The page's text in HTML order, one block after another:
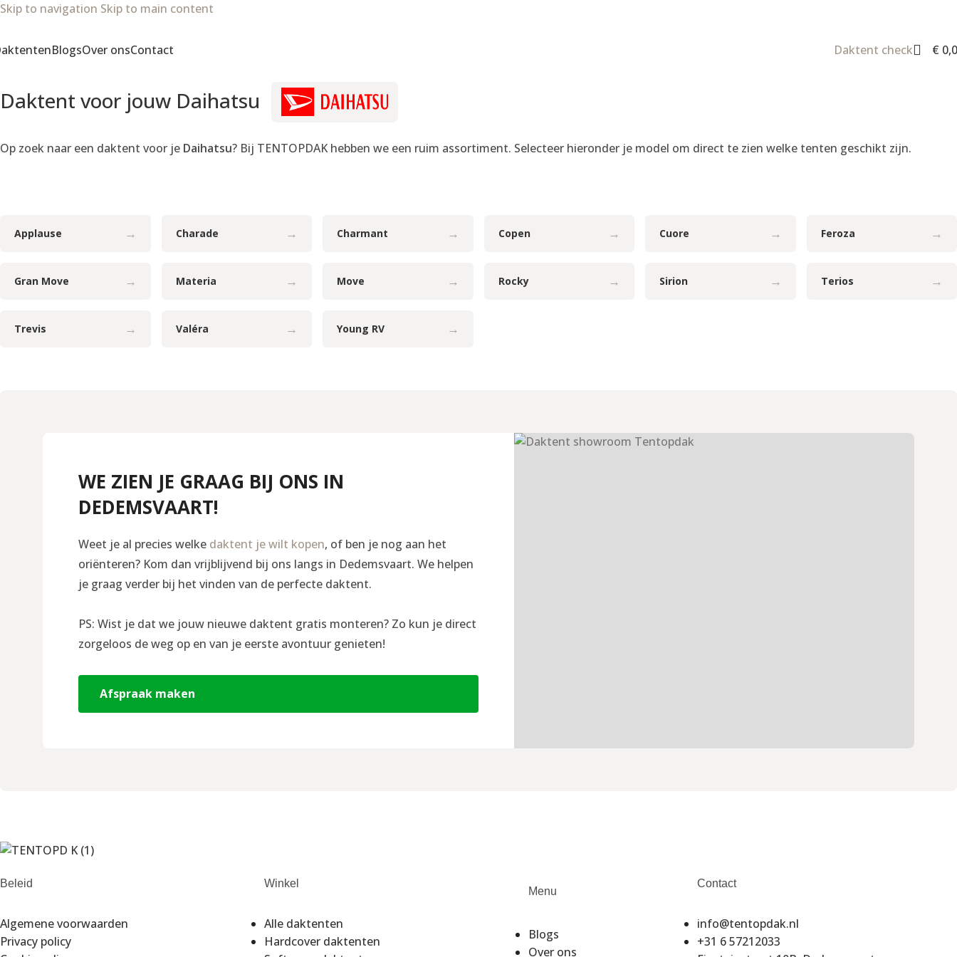
Skip to navigation Skip to main content
BlogsOver onsContact Daktent check €
Daktent voor jouw Daihatsu
Op zoek naar een daktent voor je Daihatsu? Bij TENTOPDAK hebben we een ruim assortiment. Selecteer hieronder je model om direct te zien welke tenten geschikt zijn.
Applause → Charade → Charmant → Copen → Cuore → Feroza →
Gran Move → Materia → Move → Rocky → Sirion → Terios →
Trevis → Valéra → Young RV →
WE ZIEN JE GRAAG BIJ ONS IN
DEDEMSVAART!
Weet je al precies welke daktent je wilt kopen, of ben je nog aan het
oriënteren? Kom dan vrijblijvend bij ons langs in Dedemsvaart. We helpen
je graag verder bij het vinden van de perfecte daktent.
PS: Wist je dat we jouw nieuwe daktent gratis monteren? Zo kun je direct
zorgeloos de weg op en van je eerste avontuur genieten!
Afspraak maken
Beleid
Algemene voorwaarden
Privacy policy
Winkel
Alle daktenten
Hardcover daktenten
Menu
Blogs
Over ons
Contact
info@tentopdak.nl
+31 6 57212033